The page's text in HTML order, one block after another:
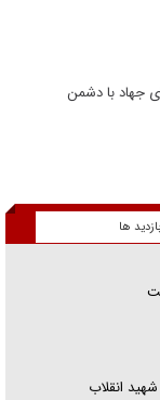
از ۱۶ میلیون نفر برای جهاد با دشمن
ها
انقلاب